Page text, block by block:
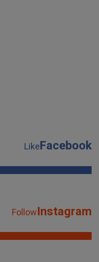
LikeFacebook
FollowInstagram